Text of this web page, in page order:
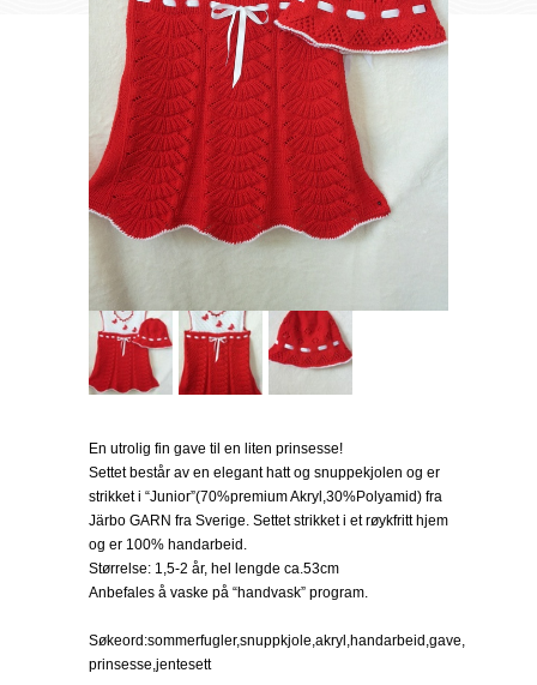
En utrolig fin gave til en liten prinsesse!
Settet består av en elegant hatt og snuppekjolen og er
strikket i “Junior”(70%premium Akryl,30%Polyamid) fra
Järbo GARN fra Sverige. Settet strikket i et røykfritt hjem
og er 100% handarbeid.
Størrelse: 1,5-2 år, hel lengde ca.53cm
Anbefales å vaske på “handvask” program.
Søkeord:sommerfugler,snuppkjole,akryl,handarbeid,gave,
prinsesse,jentesett